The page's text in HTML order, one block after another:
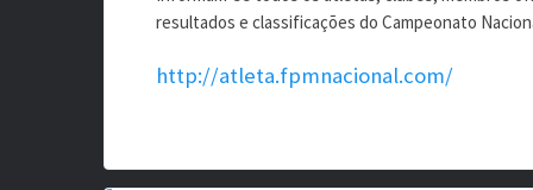
resultados e classificações do Campeonato
http://atleta.fpmnacional.com/